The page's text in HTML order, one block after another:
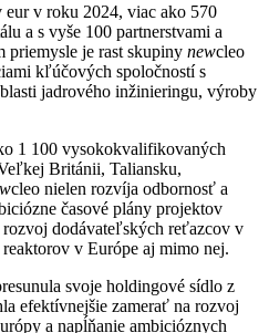
v roku 2024, viac ako 570
a s vyše 100 partnerstvami a
priemysle je rast skupiny newcleo
kľúčových spoločností s
jadrového inžinieringu, výroby
1 100 vysokokvalifikovaných
Británii, Taliansku,
cleo nielen rozvíja odbornosť a
časové plány projektov
rozvoj dodávateľských reťazcov v
v Európe aj mimo nej.
svoje holdingové sídlo z
efektívnejšie zamerať na rozvoj
a napĺňanie ambicióznych